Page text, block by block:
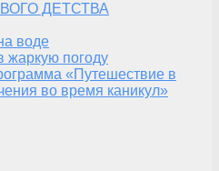
ДЕТСТВА
воде
жаркую погоду
«Путешествие в
во время каникул»